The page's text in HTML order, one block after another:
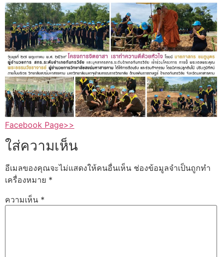
Facebook Page>>
ใส่ความเห็น
อีเมลของคุณจะไม่แสดงให้คนอื่นเห็น ช่องข้อมูลจำเป็นถูกทำ
เครื่องหมาย *
ความเห็น *